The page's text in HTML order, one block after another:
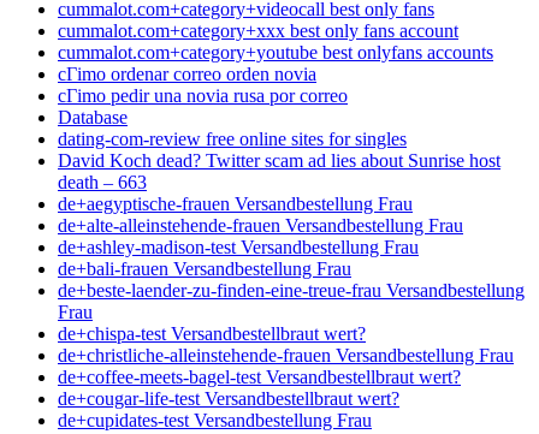
cummalot.com+category+videocall best only fans
cummalot.com+category+xxx best only fans account
cummalot.com+category+youtube best onlyfans accounts
cГіmo ordenar correo orden novia
cГіmo pedir una novia rusa por correo
Database
dating-com-review free online sites for singles
David Koch dead? Twitter scam ad lies about Sunrise host
death – 663
de+aegyptische-frauen Versandbestellung Frau
de+alte-alleinstehende-frauen Versandbestellung Frau
de+ashley-madison-test Versandbestellung Frau
de+bali-frauen Versandbestellung Frau
de+beste-laender-zu-finden-eine-treue-frau Versandbestellung
Frau
de+chispa-test Versandbestellbraut wert?
de+christliche-alleinstehende-frauen Versandbestellung Frau
de+coffee-meets-bagel-test Versandbestellbraut wert?
de+cougar-life-test Versandbestellbraut wert?
de+cupidates-test Versandbestellung Frau